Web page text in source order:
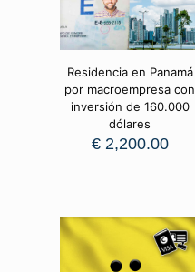
Residencia en Panamá
por macroempresa con
inversión de 160.000
dólares
€2,200.00